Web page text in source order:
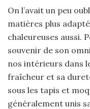
On l’avait un peu
matières plus
chaleureuses aussi.
souvenir de son
nos intérieurs dans
fraîcheur et sa
sous les tapis et
généralement unis